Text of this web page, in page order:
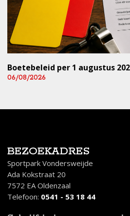
Boetebeleid per 1 augustus
06/08/2026
BEZOEKADRES
Sportpark Vondersweijde
Ada Kokstraat 20
7572 EA Oldenzaal
Telefoon: 0541 - 53 18 44